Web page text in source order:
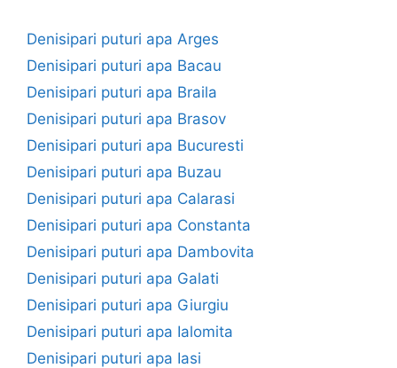
Denisipari puturi apa Arges
Denisipari puturi apa Bacau
Denisipari puturi apa Braila
Denisipari puturi apa Brasov
Denisipari puturi apa Bucuresti
Denisipari puturi apa Buzau
Denisipari puturi apa Calarasi
Denisipari puturi apa Constanta
Denisipari puturi apa Dambovita
Denisipari puturi apa Galati
Denisipari puturi apa Giurgiu
Denisipari puturi apa Ialomita
Denisipari puturi apa Iasi